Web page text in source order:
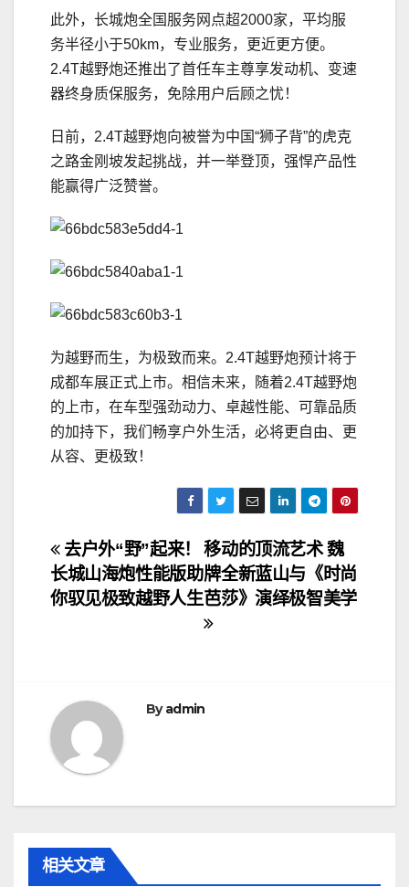
此外，长城炮全国服务网点超2000家，平均服
务半径小于50km，专业服务，更近更方便。
2.4T越野炮还推出了首任车主尊享发动机、变速
器终身质保服务，免除用户后顾之忧！
日前，2.4T越野炮向被誉为中国“狮子背”的虎克
之路金刚坡发起挑战，并一举登顶，强悍产品性
能赢得广泛赞誉。
为越野而生，为极致而来。2.4T越野炮预计将于
成都车展正式上市。相信未来，随着2.4T越野炮
的上市，在车型强劲动力、卓越性能、可靠品质
的加持下，我们畅享户外生活，必将更自由、更
从容、更极致！
文
章
移动的顶流艺术 魏
牌全新蓝山与《时尚
芭莎》演绎极智美学
去户外“野”起来！
长城山海炮性能版助
你驭见极致越野人生
Byadmin
相关文章